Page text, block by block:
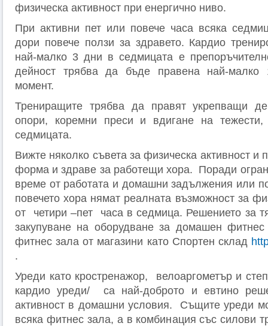
физическа активност при енергично ниво.
При активни пет или повече часа всяка
дори повече ползи за здравето. Кардио
най-малко 3 дни в седмицата е
дейност трябва да бъде правена най-
момент.
Трениращите трябва да правят укрепващи
опори, коремни преси и вдигане на
седмицата.
Вижте няколко съвета за физическа активност
форма и здраве за работещи хора. Поради
време от работата и домашни задължения или
повечето хора нямат реалната възможност за
от четири –пет часа в седмица. Решението за
закупуване на оборудване за домашен
фитнес зала от магазини като Спортен склад
.
Уреди като кростренажор, велоаргометър и
кардио уреди/ са най-доброто и евтино
активност в домашни условия. Същите уреди
всяка фитнес зала, а в комбинация със силови